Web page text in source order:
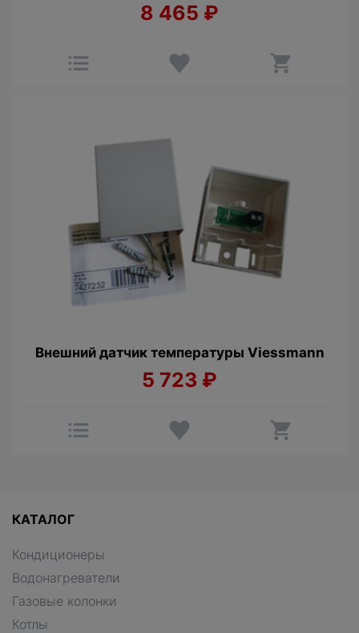
8 465 ₽
Внешний датчик температуры Viessmann
5 723 ₽
КАТАЛОГ
Кондиционеры
Водонагреватели
Газовые колонки
Котлы